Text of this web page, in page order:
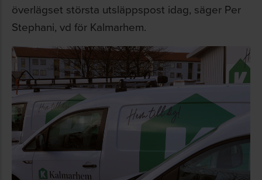
överlägset största utsläppspost idag, säger Per
Stephani, vd för Kalmarhem.